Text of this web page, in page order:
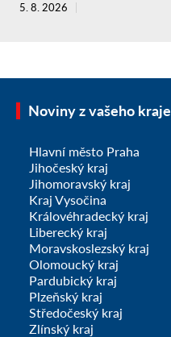
5. 8. 2026
Noviny z vašeho kraje
Hlavní město Praha
Jihočeský kraj
Jihomoravský kraj
Kraj Vysočina
Královéhradecký kraj
Liberecký kraj
Moravskoslezský kraj
Olomoucký kraj
Pardubický kraj
Plzeňský kraj
Středočeský kraj
Zlínský kraj